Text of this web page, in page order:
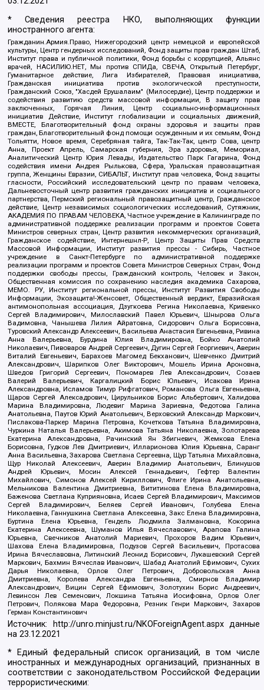
* Сведения реестра НКО, выполняющих функции
иностранного агента:
Гражданин.Армия.Право, Нижегородский центр немецкой и европейской
культуры, Центр гендерных исследований, Фонд защиты прав граждан Штаб,
Институт права и публичной политики, Фонд борьбы с коррупцией, Альянс
врачей, НАСИЛИЮ.НЕТ, Мы против СПИДа, СВЕЧА, Открытый Петербург,
Гуманитарное действие, Лига Избирателей, Правовая инициатива,
Гражданская инициатива против экологической преступности,
Гражданский Союз, "Хасдей Ерушалаим" (Милосердие), Центр поддержки и
содействия развитию средств массовой информации, В защиту прав
заключенных, Горячая Линия, Центр социально-информационных
инициатив Действие, Институт глобализации и социальных движений,
ВМЕСТЕ, Благотворительный фонд охраны здоровья и защиты прав
граждан, Благотворительный фонд помощи осужденным и их семьям, Фонд
Тольятти, Новое время, Серебряная тайга, Так-Так-Так, центр Сова, центр
Анна, Проект Апрель, Самарская губерния, Эра здоровья, Мемориал,
Аналитический Центр Юрия Левады, Издательство Парк Гагарина, Фонд
содействия имени Андрея Рылькова, Сфера, Уральская правозащитная
группа, Женщины Евразии, СИБАЛЬТ, Институт прав человека, Фонд защиты
гласности, Российский исследовательский центр по правам человека,
Дальневосточный центр развития гражданских инициатив и социального
партнерства, Пермский региональный правозащитный центр, Гражданское
действие, Центр независимых социологических исследований, Сутяжник,
АКАДЕМИЯ ПО ПРАВАМ ЧЕЛОВЕКА, Частное учреждение в Калининграде по
административной поддержке реализации программ и проектов Совета
Министров северных стран, Центр развития некоммерческих организаций,
Гражданское содействие, Интернешнл-Р, Центр Защиты Прав Средств
Массовой Информации, Институт развития прессы - Сибирь, Частное
учреждение в Санкт-Петербурге по административной поддержке
реализации программ и проектов Совета Министров Северных Стран, Фонд
поддержки свободы прессы, Гражданский контроль, Человек и Закон,
Общественная комиссия по сохранению наследия академика Сахарова,
МЕМО. РУ, Институт региональной прессы, Институт Развития Свободы
Информации, Экозащита!-Женсовет, Общественный вердикт, Евразийская
антимонопольная ассоциация, Дзугкоева Регина Николаевна, Кривенко
Сергей Владимирович, Милославский Павел Юрьевич, Шнырова Ольга
Вадимовна, Чанышева Лилия Айратовна, Сидорович Ольга Борисовна,
Туровский Александр Алексеевич, Васильева Анастасия Евгеньевна, Ривина
Анна Валерьевна, Бурдина Юлия Владимировна, Бойко Анатолий
Николаевич, Пивоваров Андрей Сергеевич, Дугин Сергей Георгиевич, Аверин
Виталий Евгеньевич, Барахоев Магомед Бекханович, Шевченко Дмитрий
Александрович, Шарипков Олег Викторович, Мошель Ирина Ароновна,
Шведов Григорий Сергеевич, Пономарев Лев Александрович, Созаев
Валерий Валерьевич, Каргалицкий Борис Юльевич, Исакова Ирина
Александровна, Исламов Тимур Рифгатович, Романова Ольга Евгеньевна,
Щаров Сергей Алексадрович, Цирульников Борис Альбертович, Халидова
Марина Владимировна, Людевиг Марина Зариевна, Федотова Галина
Анатольевна, Паутов Юрий Анатольевич, Верховский Александр Маркович,
Пислакова-Паркер Марина Петровна, Кочеткова Татьяна Владимировна,
Чуркина Наталья Валерьевна, Акимова Татьяна Николаевна, Золотарева
Екатерина Александровна, Рачинский Ян Збигневич, Жемкова Елена
Борисовна, Гудков Лев Дмитриевич, Илларионова Юлия Юрьевна, Саранг
Анна Васильевна, Захарова Светлана Сергеевна, Щур Татьяна Михайловна,
Щур Николай Алексеевич, Аверин Владимир Анатольевич, Блинушов
Андрей Юрьевич, Мосин Алексей Геннадьевич, Гефтер Валентин
Михайлович, Симонов Алексей Кириллович, Флиге Ирина Анатольевна,
Мельникова Валентина Дмитриевна, Вититинова Елена Владимировна,
Баженова Светлана Куприяновна, Исаев Сергей Владимирович, Максимов
Сергей Владимирович, Беляев Сергей Иванович, Голубева Елена
Николаевна, Ганнушкина Светлана Алексеевна, Закс Елена Владимировна,
Буртина Елена Юрьевна, Гендель Людмила Залмановна, Кокорина
Екатерина Алексеевна, Шуманов Илья Вячеславович, Арапова Галина
Юрьевна, Свечников Анатолий Мариевич, Прохоров Вадим Юрьевич,
Шахова Елена Владимировна, Подузов Сергей Васильевич, Протасова
Ирина Вячеславовна, Литинский Леонид Борисович, Лукашевский Сергей
Маркович, Бахмин Вячеслав Иванович, Шабад Анатолий Ефимович, Сухих
Дарья Николаевна, Орлов Олег Петрович, Добровольская Анна
Дмитриевна, Королева Александра Евгеньевна, Смирнов Владимир
Александрович, Вицин Сергей Ефимович, Золотухин Борис Андреевич,
Левинсон Лев Семенович, Локшина Татьяна Иосифовна, Орлов Олег
Петрович, Полякова Мара Федоровна, Резник Генри Маркович, Захаров
Герман Константинович
Источник: http://unro.minjust.ru/NKOForeignAgent.aspxданные
на23.12.2021
* Единый федеральный список организаций, в том числе
иностранных и международных организаций, признанных в
соответствии с законодательством Российской Федерации
террористическими: